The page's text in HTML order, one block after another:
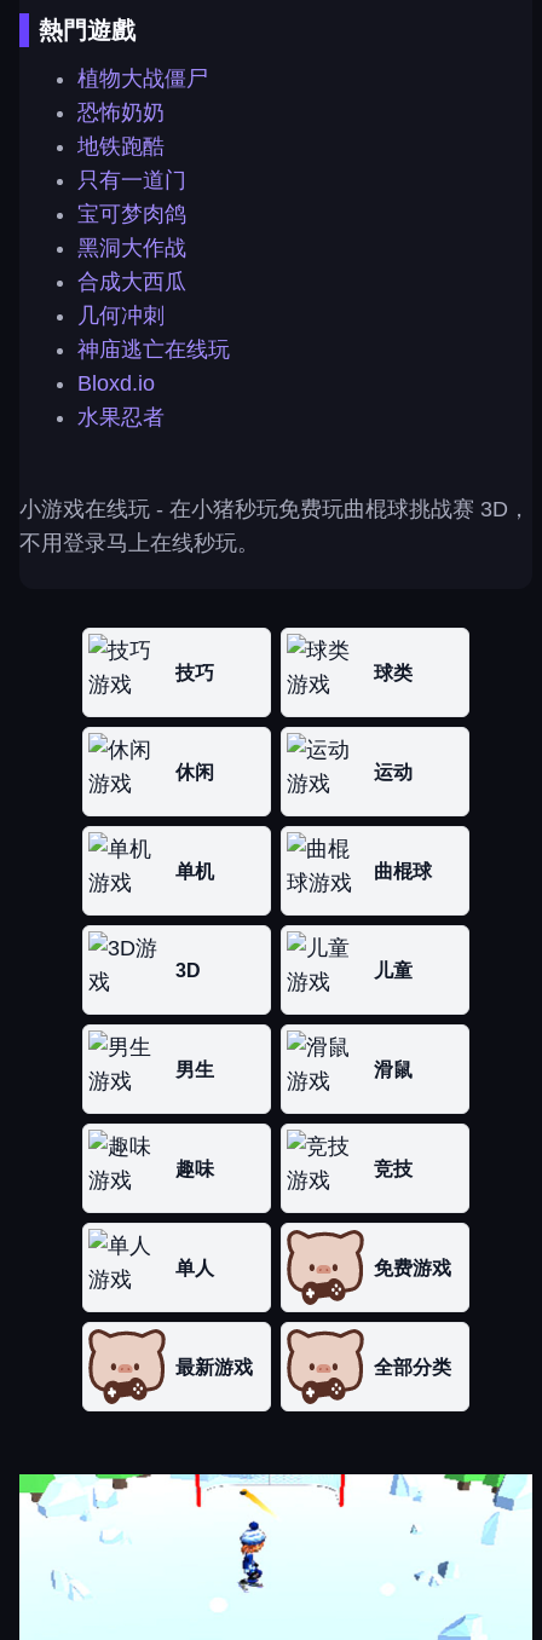
熱門遊戲
植物大战僵尸
恐怖奶奶
地铁跑酷
只有一道门
宝可梦肉鸽
黑洞大作战
合成大西瓜
几何冲刺
神庙逃亡在线玩
Bloxd.io
水果忍者
小游戏在线玩 - 在小猪秒玩免费玩曲棍球挑战赛 3D，
不用登录马上在线秒玩。
技巧 球类
休闲 运动
单机 曲棍球
3D 儿童
男生 滑鼠
趣味 竞技
单人 免费游戏
最新游戏 全部分类